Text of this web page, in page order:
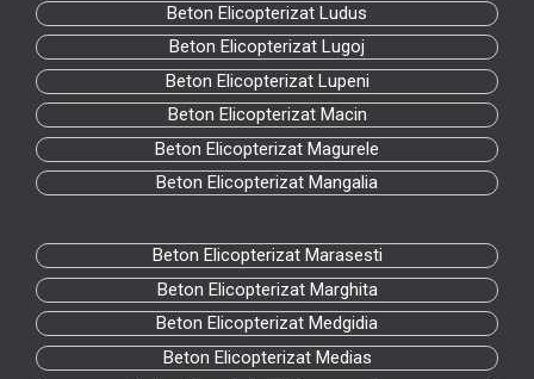
Beton Elicopterizat Ludus
Beton Elicopterizat Lugoj
Beton Elicopterizat Lupeni
Beton Elicopterizat Macin
Beton Elicopterizat Magurele
Beton Elicopterizat Mangalia
Beton Elicopterizat Marasesti
Beton Elicopterizat Marghita
Beton Elicopterizat Medgidia
Beton Elicopterizat Medias